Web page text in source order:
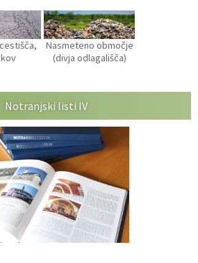
Nasmeteno območje
(divja odlagališča)
Notranjski listi IV